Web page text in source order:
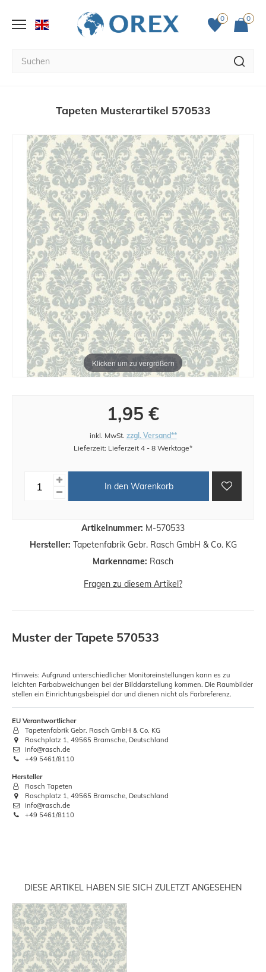
0 0
Tapeten Musterartikel 570533
Klicken um zu vergrößern
Artikelnummer: M-570533
Hersteller: Tapetenfabrik Gebr. Rasch GmbH & Co. KG
Markenname: Rasch
1,95 €
inkl. MwSt. zzgl. Versand**
Lieferzeit: Lieferzeit 4 - 8 Werktage*
In den Warenkorb
Fragen zu diesem Artikel?
Muster der Tapete 570533
Hinweis: Aufgrund unterschiedlicher Monitoreinstellungen kann es zu
leichten Farbabweichungen bei der Bilddarstellung kommen. Die Raumbilder
stellen ein Einrichtungsbeispiel dar und dienen nicht als Farbreferenz.
EU Verantwortlicher
Tapetenfabrik Gebr. Rasch GmbH & Co. KG
Raschplatz 1, 49565 Bramsche, Deutschland
info@rasch.de
+49 5461/8110
Hersteller
Rasch Tapeten
Raschplatz 1, 49565 Bramsche, Deutschland
info@rasch.de
+49 5461/8110
DIESE ARTIKEL HABEN SIE SICH ZULETZT ANGESEHEN